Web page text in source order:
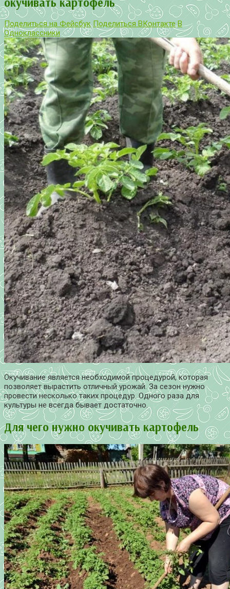
Поделиться на Фейсбук Поделиться ВКонтакте В
Одноклассники
Окучивание является необходимой процедурой, которая
позволяет вырастить отличный урожай. За сезон нужно
провести несколько таких процедур. Одного раза для
культуры не всегда бывает достаточно.
Для чего нужно окучивать картофель